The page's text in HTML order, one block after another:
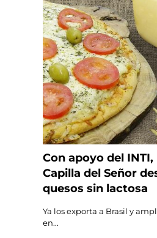
Con apoyo del INTI,
Capilla del Señor
quesos sin lactosa
Ya los exporta a Brasil y
en...